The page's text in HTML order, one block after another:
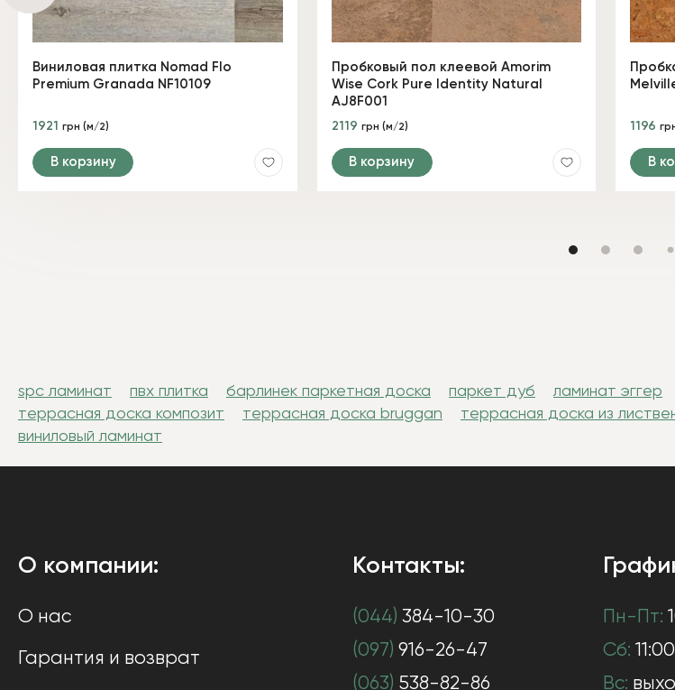
Виниловая плитка Nomad Flo
Premium Granada NF10109
1921 грн (м/2)
В корзину
Пробковый пол клеевой Amorim
Wise Cork Pure Identity Natural
AJ8F001
2119 грн (м/2)
В корзину
1196
В
spc ламинат пвх плитка барлинек паркетная доска паркет дуб ламинат эггер
террасная доска композит
террасная доска bruggan террасная доска из
виниловый ламинат
О компании:
О нас
Гарантия и возврат
Контакты:
(044) 384-10-30
(097) 916-26-47
(063) 538-82-86
Пн-Пт:
Сб:
Вс: